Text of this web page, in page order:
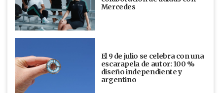
Mercedes
El 9 de julio se celebra con una
escarapela de autor: 100 %
diseño independiente y
argentino